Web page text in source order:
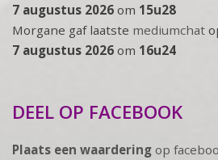
7 augustus 2026 om 15u28
Morgane gaf laatste mediumchat
7 augustus 2026 om 16u24
DEEL OP FACEBOOK
Plaats een waardering op